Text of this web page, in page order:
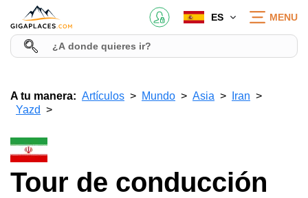
ES MENU
A tu manera: Artículos Mundo Asia
Iran
Yazd
Tour de conducción